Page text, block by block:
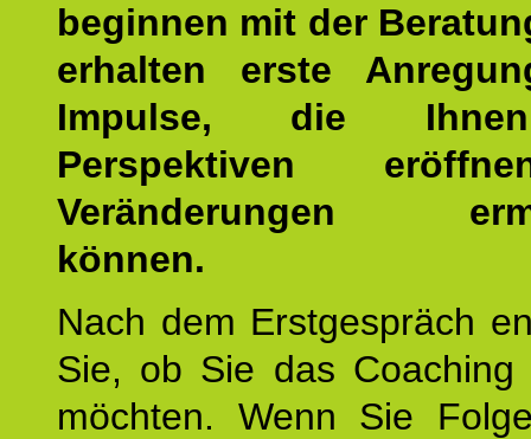
beginnen mit der
erhalten erste
Impulse, die
Perspektiven
Veränderungen
können.
Nach dem Erstgespräch
Sie, ob Sie das Coaching
möchten. Wenn Sie